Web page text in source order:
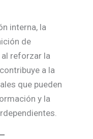
interna, la
de
al reforzar la
a la
que pueden
y la